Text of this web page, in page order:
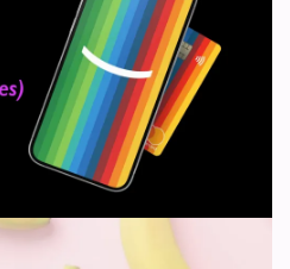
university instructor calls to
ha publicado el medio feminista
aquí. Una profesora